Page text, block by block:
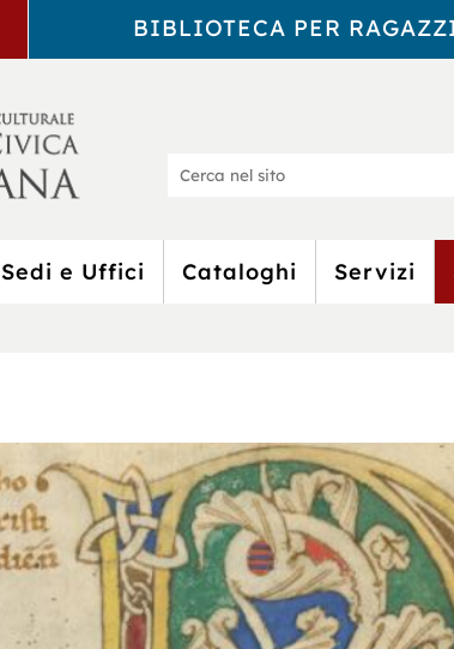
BIBLIOTECA PER
Biblioteca
Sedi e Uffici Cataloghi Servizi